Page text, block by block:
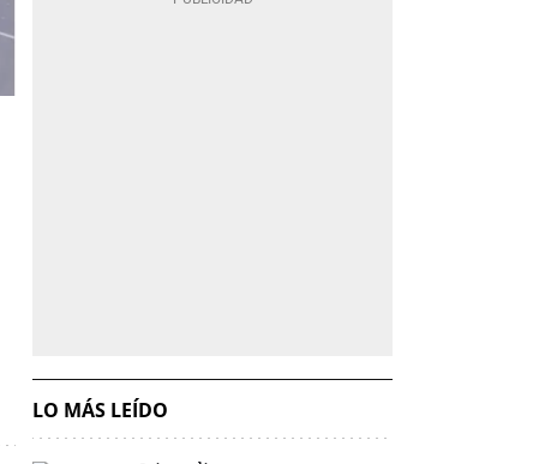
LO MÁS LEÍDO